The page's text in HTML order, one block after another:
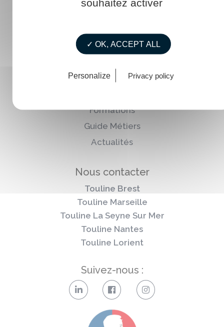
Emploi
Formations
Guide Métiers
Actualités
Nous contacter
Touline Brest
Touline Marseille
Touline La Seyne Sur Mer
Touline Nantes
Touline Lorient
Suivez-nous :
✓ OK, ACCEPT ALL
Personalize Privacy policy